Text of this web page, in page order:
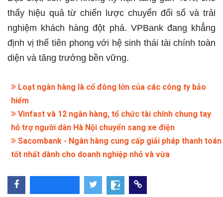
thấy hiệu quả từ chiến lược chuyển đổi số và trải
nghiệm khách hàng đột phá. VPBank đang khẳng
định vị thế tiên phong với hệ sinh thái tài chính toàn
diện và tăng trưởng bền vững.
Loạt ngân hàng là cổ đông lớn của các công ty bảo
hiểm
Vinfast và 12 ngân hàng, tổ chức tài chính chung tay
hỗ trợ người dân Hà Nội chuyển sang xe điện
Sacombank - Ngân hàng cung cấp giải pháp thanh toán
tốt nhất dành cho doanh nghiệp nhỏ và vừa